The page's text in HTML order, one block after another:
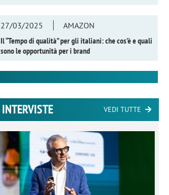
27/03/2025
AMAZON
Il “Tempo di qualità” per gli italiani: che cos’è e quali
sono le opportunità per i brand
INTERVISTE VEDI TUTTE